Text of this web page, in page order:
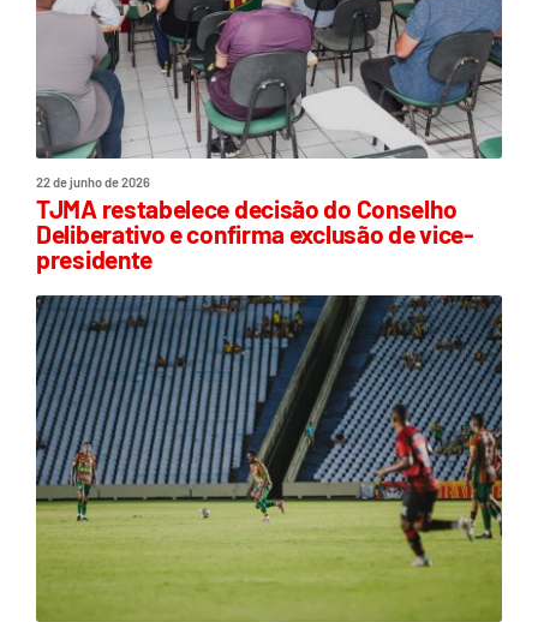
22 de junho de 2026
TJMA restabelece decisão do Conselho
Deliberativo e confirma exclusão de vice-
presidente